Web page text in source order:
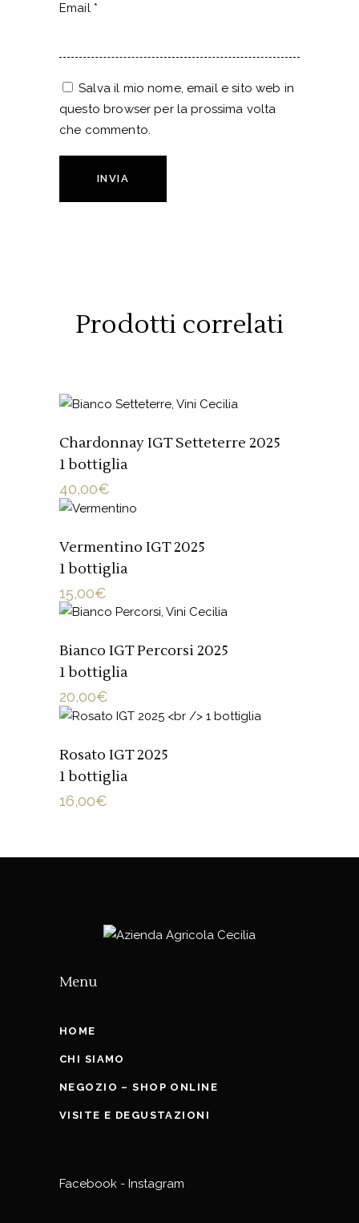
Email *
Salva il mio nome, email e sito web in
questo browser per la prossima volta
che commento.
Prodotti correlati
Chardonnay IGT Setteterre 2025
1 bottiglia
40,00€
Vermentino IGT 2025
1 bottiglia
15,00€
Bianco IGT Percorsi 2025
1 bottiglia
20,00€
Rosato IGT 2025
1 bottiglia
16,00€
Menu
HOME
CHI SIAMO
NEGOZIO – SHOP ONLINE
VISITE E DEGUSTAZIONI
Facebook - Instagram